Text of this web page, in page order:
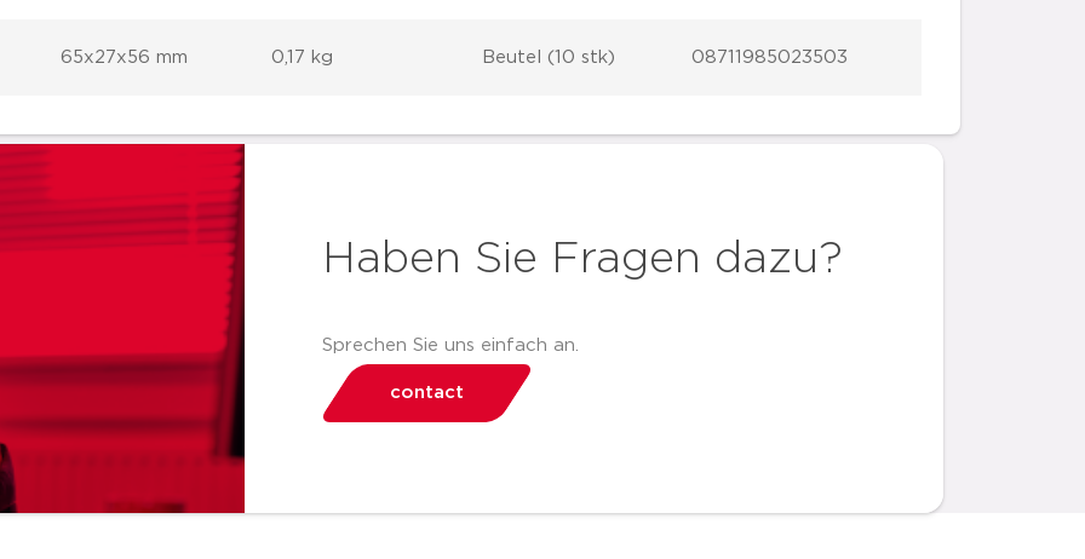
65x27x56 mm 0,17 kg Beutel (10 stk) 08711985023503
Haben Sie Fragen dazu?
Sprechen Sie uns einfach an.
contact